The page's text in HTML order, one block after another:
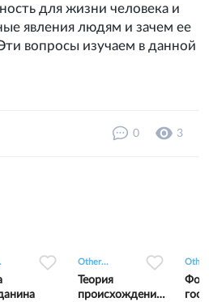
для жизни человека и
явления людям и зачем ее
вопросы изучаем в данной
0 3
Other...
Теория
происхождения